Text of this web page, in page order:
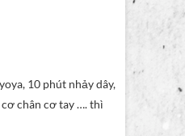
10 phút nhảy dây,
chân cơ tay …. thì